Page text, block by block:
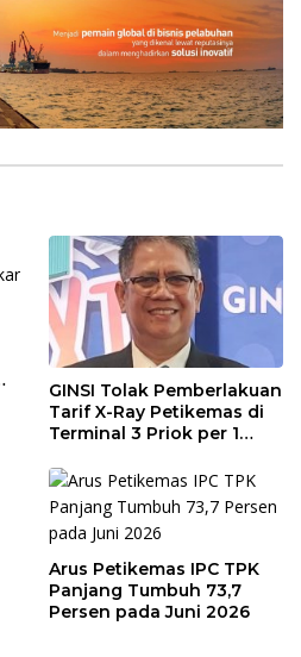
GINSI Tolak Pemberlakuan
Tarif X-Ray Petikemas di
Terminal 3 Priok per 1
Arus Petikemas IPC TPK
Panjang Tumbuh 73,7
Persen pada Juni 2026